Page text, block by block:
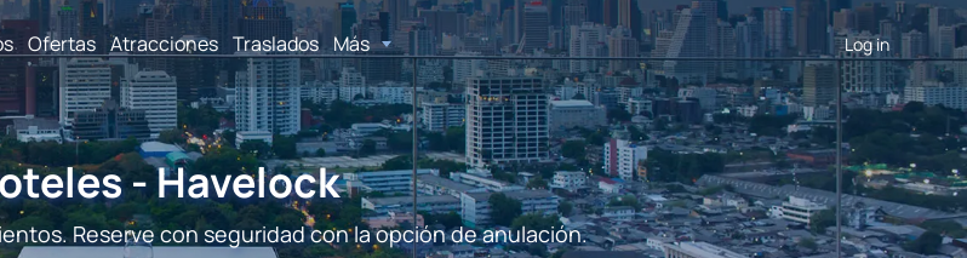
Ofertas Atracciones Traslados Más Log in
- Havelock
Reserve con seguridad con la opción de anulación.